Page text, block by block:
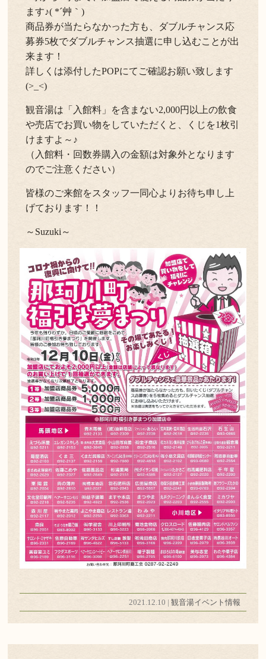
ます♪( *´艸｀)
商品券が当たらなかった方も、ダブルチャンス応
募券5枚でダブルチャンス抽選に申し込むことが出
来ます！
詳しくは添付したPOPにてご確認お願い致します
(>_<)
観音湯は「入館料」を含まない2,000円以上の飲食
や売店でお買い物をしていただくと、くじを1枚引
けますよ～♪
（入館料・回数券購入の金額は対象外となります
のでご注意ください）
皆様のご来館をスタッフ一同心よりお待ち申し上
げております！！
～Suzuki～
2021.12.10 | 観音湯イベント情報